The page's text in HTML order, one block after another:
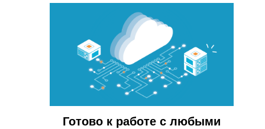
Готово к работе с любыми